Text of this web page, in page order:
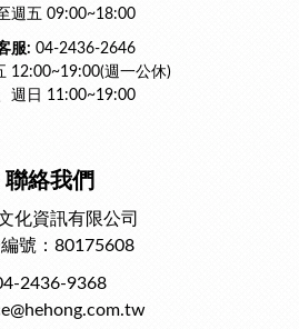
週五 09:00~18:00
服: 04-2436-2646
12:00~19:00(週一公休)
週日 11:00~19:00
聯絡我們
化資訊有限公司
號：80175608
2436-9368